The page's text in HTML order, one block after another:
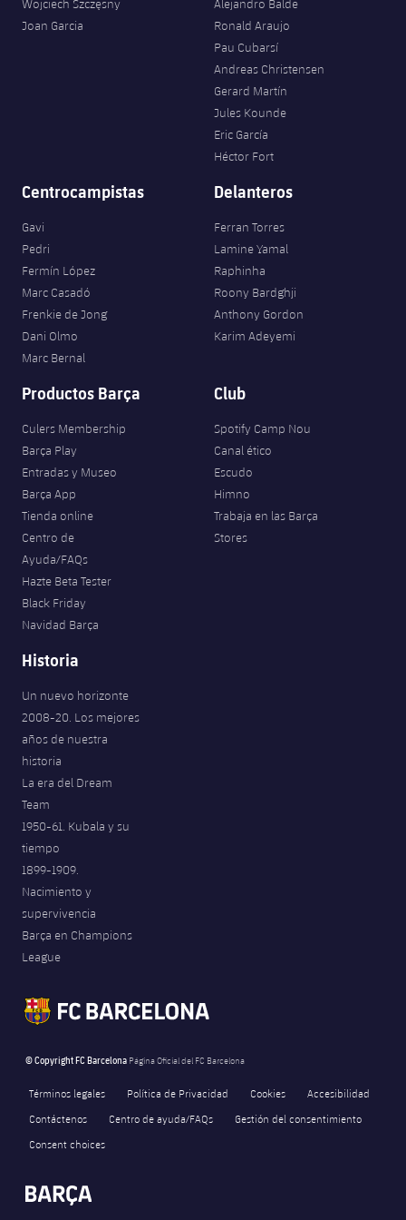
Wojciech Szczęsny
Joan Garcia
Alejandro Balde
Ronald Araujo
Pau Cubarsí
Andreas Christensen
Gerard Martín
Jules Kounde
Eric García
Héctor Fort
Centrocampistas
Gavi
Pedri
Fermín López
Marc Casadó
Frenkie de Jong
Dani Olmo
Marc Bernal
Delanteros
Ferran Torres
Lamine Yamal
Raphinha
Roony Bardghji
Anthony Gordon
Karim Adeyemi
Productos Barça
Culers Membership
Barça Play
Entradas y Museo
Barça App
Tienda online
Centro de
Ayuda/FAQs
Hazte Beta Tester
Black Friday
Navidad Barça
Club
Spotify Camp Nou
Canal ético
Escudo
Himno
Trabaja en las Barça
Stores
Historia
Un nuevo horizonte
2008-20. Los mejores
años de nuestra
historia
La era del Dream
Team
1950-61. Kubala y su
tiempo
1899-1909.
Nacimiento y
supervivencia
Barça en Champions
League
© Copyright FC Barcelona Página Oficial del FC Barcelona
Términos legales Política de Privacidad Cookies
Accesibilidad
Contáctenos
Centro de ayuda/FAQs
Gestión del consentimiento
Consent choices